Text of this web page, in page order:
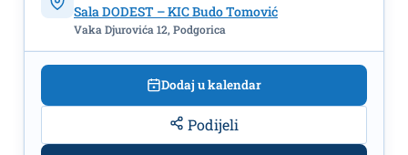
Sala DODEST – KIC Budo Tomović
Vaka Djurovića 12, Podgorica
Dodaj u kalendar
Podijeli